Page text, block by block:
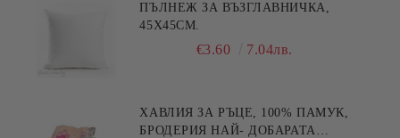
ПЪЛНЕЖ ЗА ВЪЗГЛАВНИЧКА,
45X45СМ.
€3.60 7.04лв.
ХАВЛИЯ ЗА РЪЦЕ, 100% ПАМУК,
БРОДЕРИЯ НАЙ- ДОБАРАТА